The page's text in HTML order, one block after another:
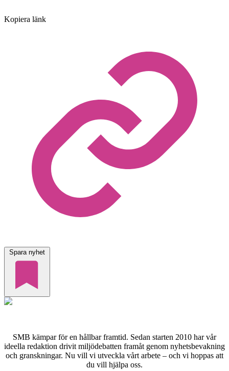
Kopiera länk
Spara nyhet
SMB kämpar för en hållbar framtid. Sedan starten 2010 har vår
ideella redaktion drivit miljödebatten framåt genom nyhetsbevakning
och granskningar. Nu vill vi utveckla vårt arbete – och vi hoppas att
du vill hjälpa oss.